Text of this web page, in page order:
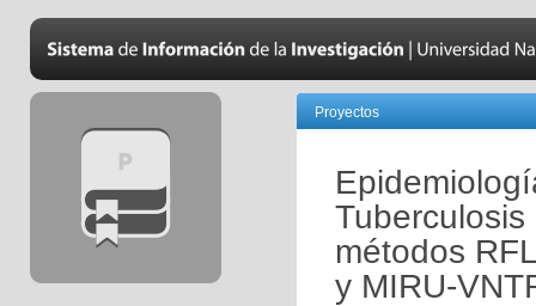
Proyectos
métodos
y MIRU-